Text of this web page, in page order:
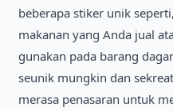
beberapa stiker unik
makanan yang Anda jual
gunakan pada barang
seunik mungkin dan
merasa penasaran untuk